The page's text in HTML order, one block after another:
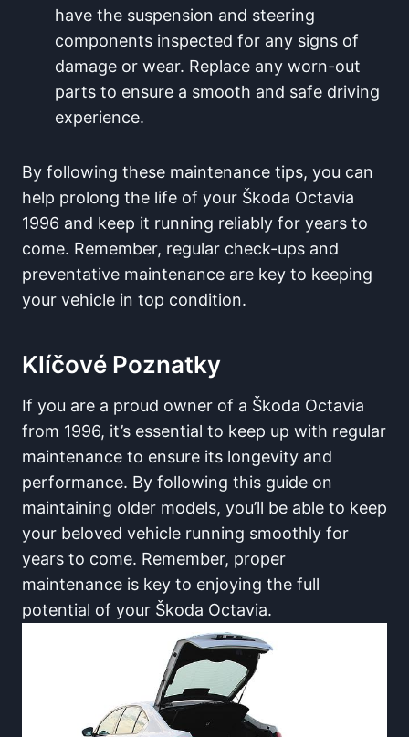
have the suspension and steering
components inspected for any signs of
damage or wear. Replace any worn-out
parts to ensure a smooth and safe driving
experience.
By following these maintenance tips, you can
help prolong the life of your Škoda Octavia
1996 and keep it running reliably for years to
come. Remember, regular check-ups and
preventative maintenance are key to keeping
your vehicle in top condition.
Klíčové Poznatky
If you are a proud owner of a Škoda Octavia
from 1996, it’s essential to keep up with regular
maintenance to ensure its longevity and
performance. By following this guide on
maintaining older models, you’ll be able to keep
your beloved vehicle running smoothly for
years to come. Remember, proper
maintenance is key to enjoying the full
potential of your Škoda Octavia.